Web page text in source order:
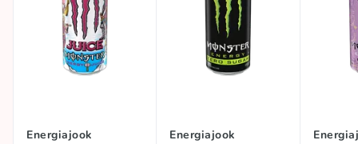
Energiajook
Energiajook